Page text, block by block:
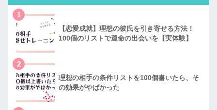
1
【恋愛成就】理想の彼氏を引き寄せる方法！
100個のリストで運命の出会いを【実体験】
2
理想の相手の条件リストを100個書いたら、そ
の効果がやばかった